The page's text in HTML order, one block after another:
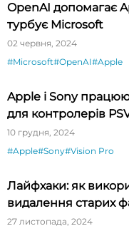
OpenAI допомагає
турбує Microsoft
02 червня, 2024
#Microsoft#OpenAI#Apple
Apple і Sony
для контролерів
10 грудня, 2024
#Apple#Sony#Vision Pro
Лайфхаки: як
видалення старих
27 листопада, 2024